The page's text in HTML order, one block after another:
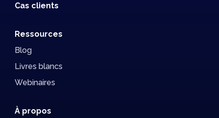
Cas clients
Ressources
Blog
Livres blancs
Webinaires
À propos